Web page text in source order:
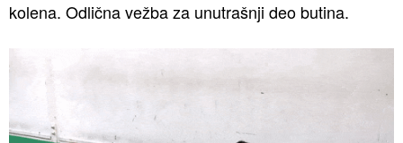
kolena. Odlična vežba za unutrašnji deo butina.